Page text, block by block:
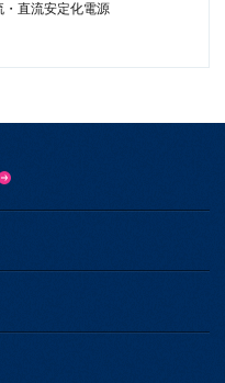
・直流安定化電源